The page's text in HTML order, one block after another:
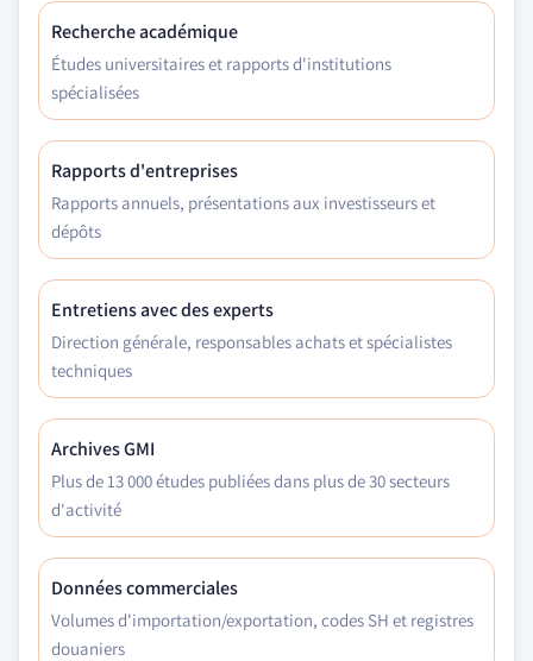
Recherche académique
Études universitaires et rapports d'institutions
spécialisées
Rapports d'entreprises
Rapports annuels, présentations aux investisseurs et
dépôts
Entretiens avec des experts
Direction générale, responsables achats et spécialistes
techniques
Archives GMI
Plus de 13 000 études publiées dans plus de 30 secteurs
d'activité
Données commerciales
Volumes d'importation/exportation, codes SH et registres
douaniers